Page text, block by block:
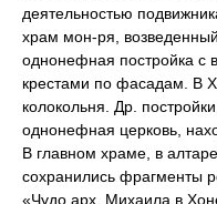
деятельностью
храм мон-ря,
однонефная постройка
крестами по фасадам. В
колокольня. Др.
однонефная церковь,
В главном храме, в
сохранились фрагменты
«Чудо арх. Михаила в